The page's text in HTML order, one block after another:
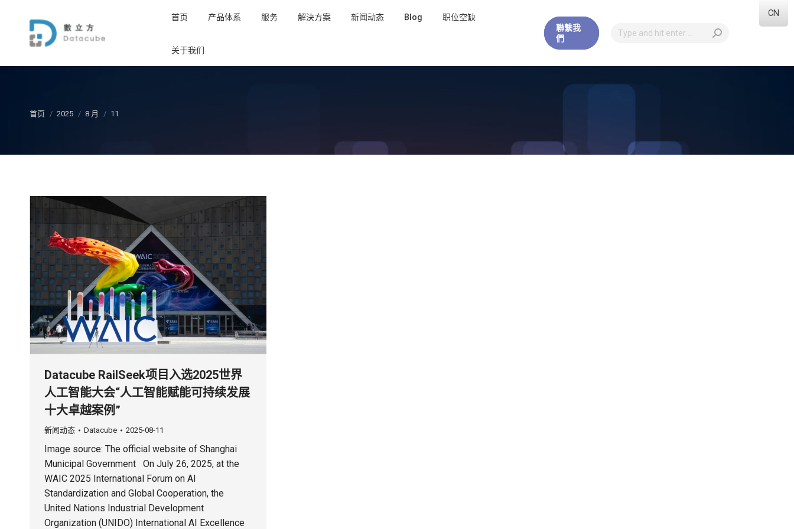
首页 产品体系 服务 解決方案 新闻动态 Blog 职位空缺
关于我们
聯繫我
們
您在这里：
首页 2025 8 月 11
Datacube RailSeek项目入选2025世界
人工智能大会“人工智能赋能可持续发展
十大卓越案例”
新闻动态 Datacube 2025-08-11
Image source: The official website of Shanghai
Municipal Government On July 26, 2025, at the
WAIC 2025 International Forum on AI
Standardization and Global Cooperation, the
United Nations Industrial Development
Organization (UNIDO) International AI Excellence
CN